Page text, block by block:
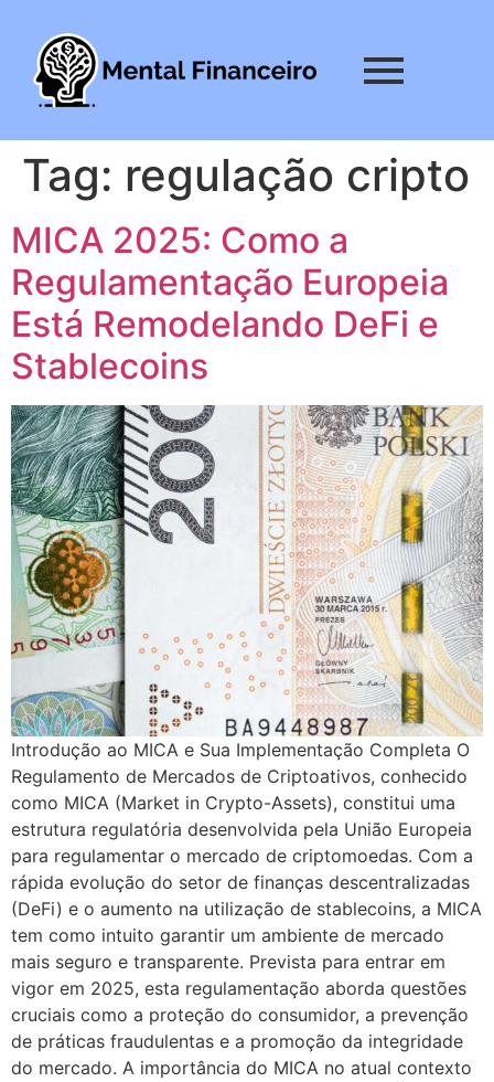
Tag: regulação cripto
MICA 2025: Como a
Regulamentação Europeia
Está Remodelando DeFi e
Stablecoins
Introdução ao MICA e Sua Implementação Completa O
Regulamento de Mercados de Criptoativos, conhecido
como MICA (Market in Crypto-Assets), constitui uma
estrutura regulatória desenvolvida pela União Europeia
para regulamentar o mercado de criptomoedas. Com a
rápida evolução do setor de finanças descentralizadas
(DeFi) e o aumento na utilização de stablecoins, a MICA
tem como intuito garantir um ambiente de mercado
mais seguro e transparente. Prevista para entrar em
vigor em 2025, esta regulamentação aborda questões
cruciais como a proteção do consumidor, a prevenção
de práticas fraudulentas e a promoção da integridade
do mercado. A importância do MICA no atual contexto